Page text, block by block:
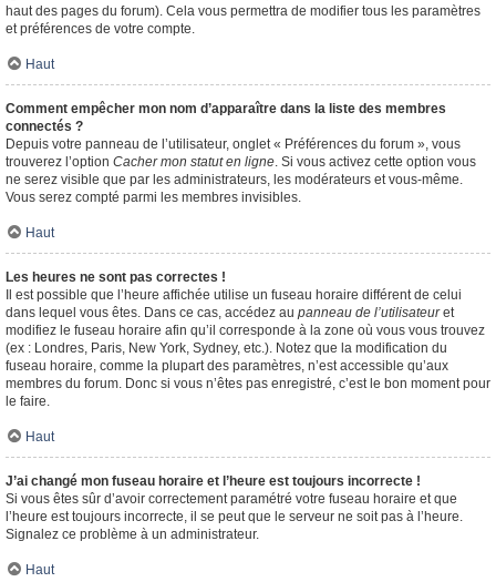
haut des pages du forum). Cela vous permettra de modifier tous les paramètres
et préférences de votre compte.
Haut
Comment empêcher mon nom d’apparaître dans la liste des membres
connectés ?
Depuis votre panneau de l’utilisateur, onglet « Préférences du forum », vous
trouverez l’option Cacher mon statut en ligne. Si vous activez cette option vous
ne serez visible que par les administrateurs, les modérateurs et vous-même.
Vous serez compté parmi les membres invisibles.
Haut
Les heures ne sont pas correctes !
Il est possible que l’heure affichée utilise un fuseau horaire différent de celui
dans lequel vous êtes. Dans ce cas, accédez au panneau de l’utilisateuret
modifiez le fuseau horaire afin qu’il corresponde à la zone où vous vous trouvez
(ex : Londres, Paris, New York, Sydney, etc.). Notez que la modification du
fuseau horaire, comme la plupart des paramètres, n’est accessible qu’aux
membres du forum. Donc si vous n’êtes pas enregistré, c’est le bon moment pour
le faire.
Haut
J’ai changé mon fuseau horaire et l’heure est toujours incorrecte !
Si vous êtes sûr d’avoir correctement paramétré votre fuseau horaire et que
l’heure est toujours incorrecte, il se peut que le serveur ne soit pas à l’heure.
Signalez ce problème à un administrateur.
Haut